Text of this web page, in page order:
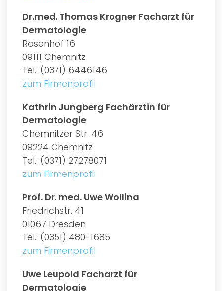
Dr.med. Thomas Krogner Facharzt für
Dermatologie
Rosenhof 16
09111 Chemnitz
Tel.: (0371) 6446146
zum Firmenprofil
Kathrin Jungberg Fachärztin für
Dermatologie
Chemnitzer Str. 46
09224 Chemnitz
Tel.: (0371) 27278071
zum Firmenprofil
Prof. Dr. med. Uwe Wollina
Friedrichstr. 41
01067 Dresden
Tel.: (0351) 480-1685
zum Firmenprofil
Uwe Leupold Facharzt für
Dermatologie